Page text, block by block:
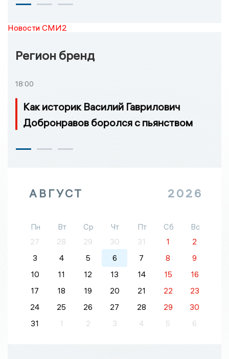
Новости СМИ2
Регион бренд
18:00
Как историк Василий Гаврилович
Добронравов боролся с пьянством
АВГУСТ 2026
Пн Вт Ср Чт Пт Сб
Вс
27
28 29 30 31 1
2
3
4 5 6 7 8
9
10
11 12 13 14 15
16
17
18 19 20 21 22
23
24
25 26 27 28 29
30
31
1 2 3 4 5 6